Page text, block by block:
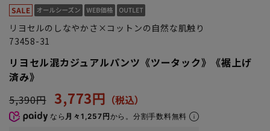
リヨセルのしなやかさ×コットンの自然な肌触り
73458-31
リヨセル混カジュアルパンツ《ツータック》《裾上げ
済み》
5,390円 3,773円
なら 月々1,257円から。分割手数料無料